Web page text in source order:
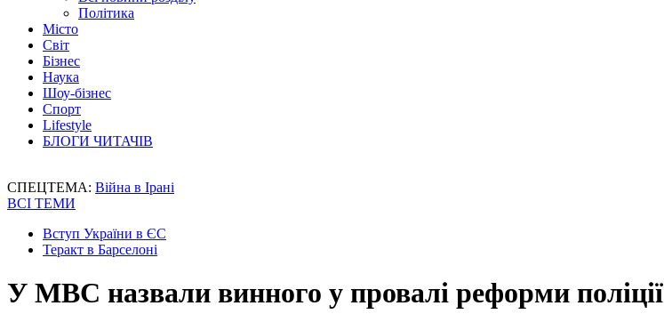
Політика
Місто
Світ
Бізнес
Наука
Шоу-бізнес
Спорт
Lifestyle
БЛОГИ ЧИТАЧІВ
СПЕЦТЕМА: Війна в Ірані
ВСІ ТЕМИ
Вступ України в ЄС
Теракт в Барселоні
У МВС назвали винного у провалі реформи поліції